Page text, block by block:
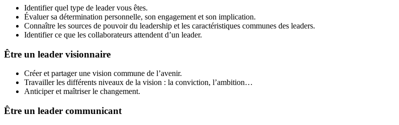
Identifier quel type de leader vous êtes.
Évaluer sa détermination personnelle, son engagement et son implication.
Connaître les sources de pouvoir du leadership et les caractéristiques communes des leaders.
Identifier ce que les collaborateurs attendent d’un leader.
Être un leader visionnaire
Créer et partager une vision commune de l’avenir.
Travailler les différents niveaux de la vision : la conviction, l’ambition…
Anticiper et maîtriser le changement.
Être un leader communicant